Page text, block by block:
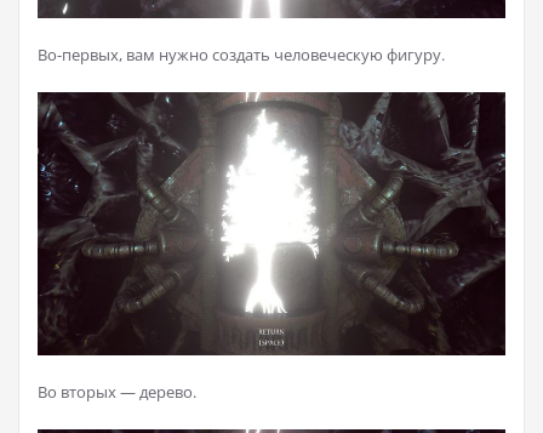
Во-первых, вам нужно создать человеческую фигуру.
Во вторых — дерево.